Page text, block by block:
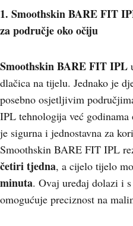
1. Smoothskin BARE FIT
za područje oko očiju
Smoothskin BARE FIT IPL
dlačica na tijelu. Jednako je
posebno osjetljivim
IPL tehnologija već
je sigurna i jednostavna za
Smoothskin BARE FIT IPL
četiri tjedna, a cijelo tijelo
minuta. Ovaj uređaj dolazi i
omogućuje preciznost na